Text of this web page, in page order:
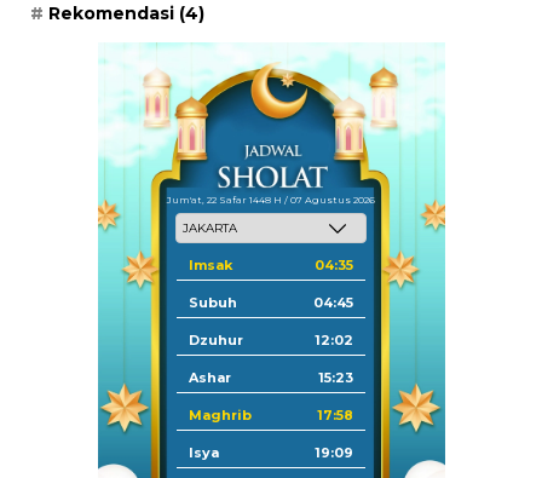
Rekomendasi (4)
Jum'at, 22 Safar 1448 H / 07 Agustus 2026
Imsak 04:35
Subuh 04:45
Dzuhur 12:02
Ashar 15:23
Maghrib 17:58
Isya 19:09